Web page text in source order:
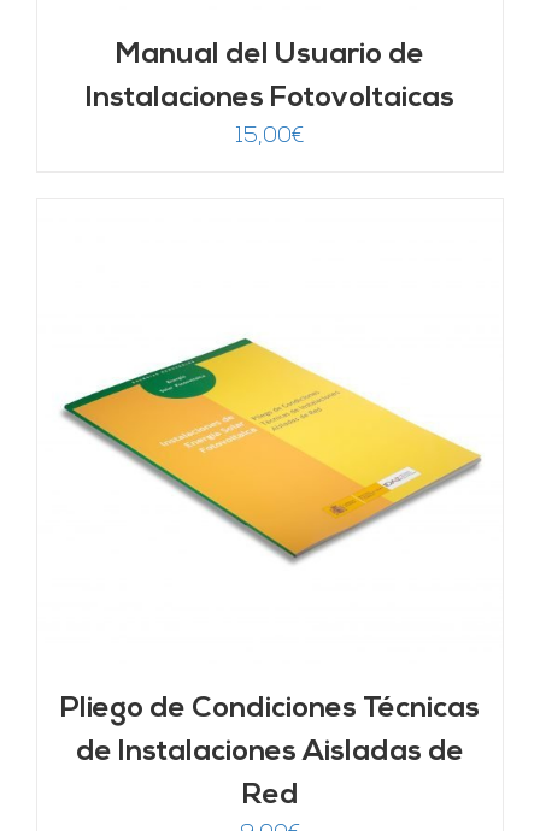
Manual del Usuario de
Instalaciones Fotovoltaicas
15,00€
Pliego de Condiciones Técnicas
de Instalaciones Aisladas de
Red